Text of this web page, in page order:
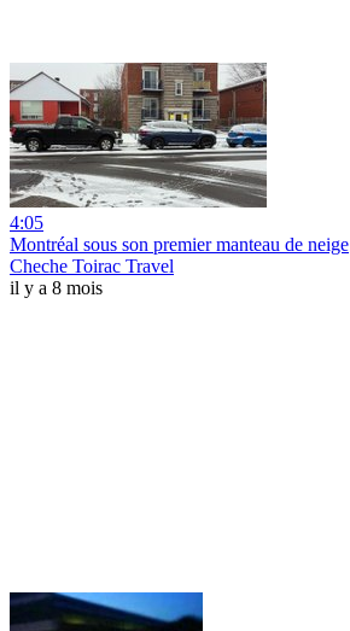
4:05
Montréal sous son premier manteau de neige
Cheche Toirac Travel
il y a 8 mois